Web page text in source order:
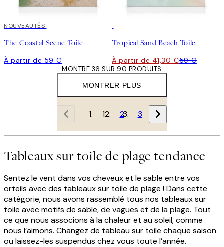
NOUVEAUTÉS
The Coastal Scene Toile
À partir de 59 €
Tropical Sand Beach Toile
À partir de 41,30 €59 €
MONTRER PLUS
MONTRE 36 SUR 90 PRODUITS
1 2 3
Tableaux sur toile de plage tendance
Sentez le vent dans vos cheveux et le sable entre vos
orteils avec des tableaux sur toile de plage ! Dans cette
catégorie, nous avons rassemblé tous nos tableaux sur
toile avec motifs de sable, de vagues et de la plage. Tout
ce que nous associons à la chaleur et au soleil, comme
nous l’aimons. Changez de tableau sur toile chaque saison
ou laissez-les suspendus chez vous toute l’année.